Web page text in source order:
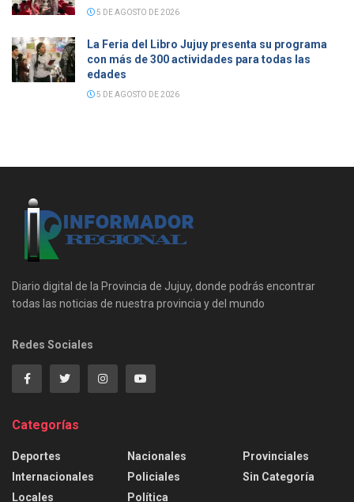
5 DE AGOSTO DE 2026
La Feria del Libro Jujuy presenta su programa
con más de 300 actividades para todas las
edades
5 DE AGOSTO DE 2026
Diario digital de la Provincia de Jujuy, donde podrás encontrar
todas las noticias de nuestra provincia y del mundo
Redes Sociales
Categorías
Deportes
Internacionales
Locales
Nacionales
Policiales
Política
Provinciales
Sin Categoría